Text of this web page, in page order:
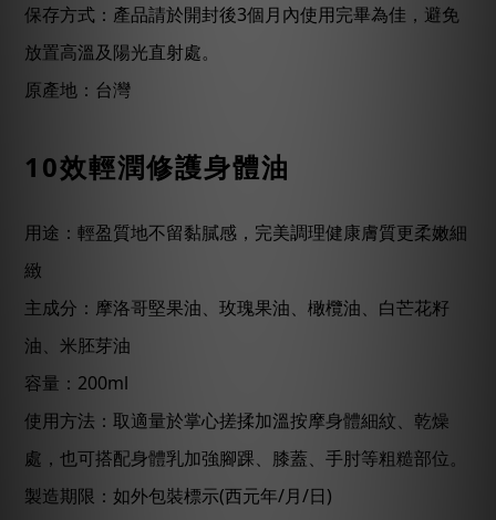
保存方式：產品請於開封後3個月內使用完畢為佳，避免
放置高溫及陽光直射處。
原產地：台灣
10效輕潤修護身體油
用途：輕盈質地不留黏膩感，完美調理健康膚質更柔嫩細
緻
主成分：摩洛哥堅果油、玫瑰果油、橄欖油、白芒花籽
油、米胚芽油
容量： 200ml
使用方法：取適量於掌心搓揉加溫按摩身體細紋、乾燥
處，也可搭配身體乳加強腳踝、膝蓋、手肘等粗糙部位。
製造期限：如外包裝標示(西元年/月/日)